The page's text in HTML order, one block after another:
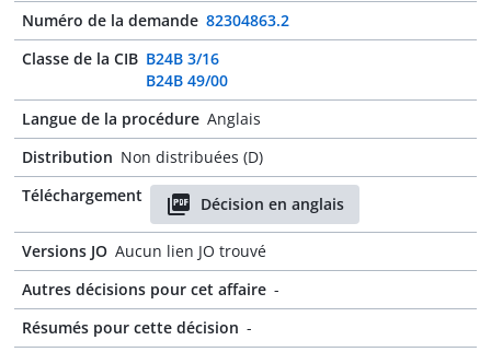
Numéro de la demande 82304863.2
Classe de la CIB B24B 3/16
B24B 49/00
Langue de la procédure Anglais
Distribution Non distribuées (D)
Téléchargement
Décision en anglais
Versions JO Aucun lien JO trouvé
Autres décisions pour cet affaire -
Résumés pour cette décision -